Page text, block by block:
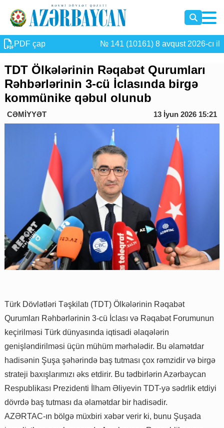
PDF çap № 141 (10161) 8 avqust 2026-cı il
TDT Ölkələrinin Rəqabət Qurumları
Rəhbərlərinin 3-cü İclasında birgə
kommünike qəbul olunub
CƏMİYYƏT 13 İyun 2026 15:21
Türk Dövlətləri Təşkilatı (TDT) Ölkələrinin Rəqabət
Qurumları Rəhbərlərinin 3-cü İclası və Rəqabət Forumunun
keçirilməsi Türk dünyasında iqtisadi əlaqələrin
genişləndirilməsi üçün mühüm mərhələdir. Bu əlamətdar
hadisənin Şuşa şəhərində baş tutması çox rəmzidir və birgə
strateji baxışlarımızı əks etdirir. Bu tədbirlərin Azərbaycan
Respublikası Prezidenti İlham Əliyevin TDT-yə sədrlik etdiyi
dövrdə baş tutması da əlamətdar bir hadisədir.
AZƏRTAC-ın bölgə müxbiri xəbər verir ki, bunu Şuşada